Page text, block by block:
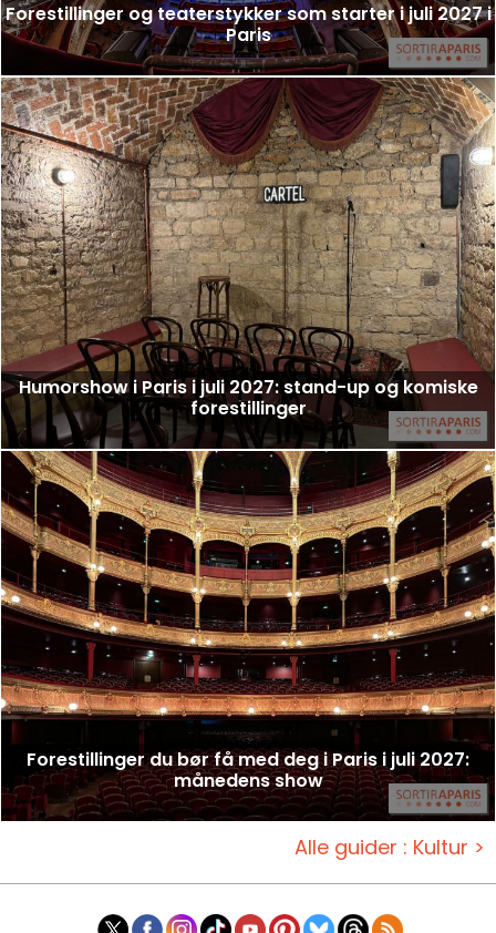
Forestillinger og teaterstykker som starter i juli 2027 i
Paris
Humorshow i Paris i juli 2027: stand-up og komiske
forestillinger
Forestillinger du bør få med deg i Paris i juli 2027:
månedens show
Alle guider : Kultur >